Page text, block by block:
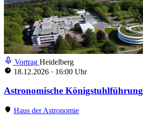
Vortrag Heidelberg
18.12.2026 · 16:00 Uhr
Astronomische Königstuhlführung
Haus der Astronomie